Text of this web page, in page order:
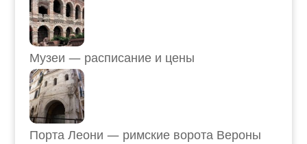
Музеи — расписание и цены
Порта Леони — римские ворота Вероны